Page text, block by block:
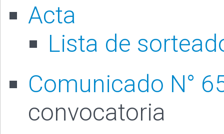
Acta
Lista de
Comunicado N°
convocatoria